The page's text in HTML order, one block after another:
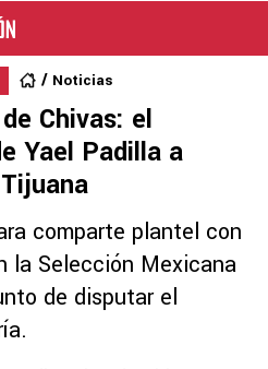
Noticias
Chivas: el
Yael Padilla a
comparte plantel con
la Selección Mexicana
de disputar el